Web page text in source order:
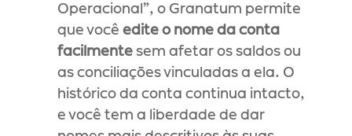
Operacional”, o Granatum permite
que você edite o nome da conta
facilmente sem afetar os saldos ou
as conciliações vinculadas a ela. O
histórico da conta continua intacto,
e você tem a liberdade de dar